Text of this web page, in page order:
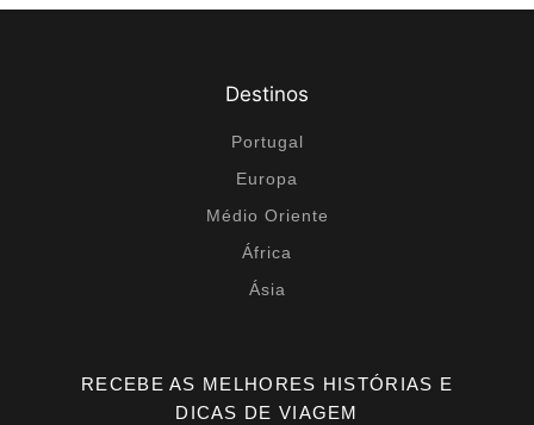
Destinos
Portugal
Europa
Médio Oriente
África
Ásia
RECEBE AS MELHORES HISTÓRIAS E
DICAS DE VIAGEM